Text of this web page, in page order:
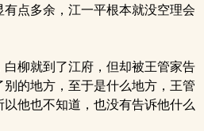
点多余，江一平根本就没空理会
柳就到了江府，但却被王管家告
的地方，至于是什么地方，王管
他也不知道，也没有告诉他什么